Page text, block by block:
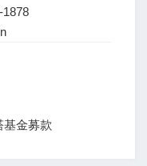
1878
金募款